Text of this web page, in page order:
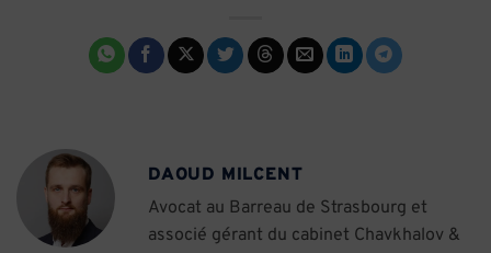
DAOUD MILCENT
Avocat au Barreau de Strasbourg et
associé gérant du cabinet Chavkhalov &